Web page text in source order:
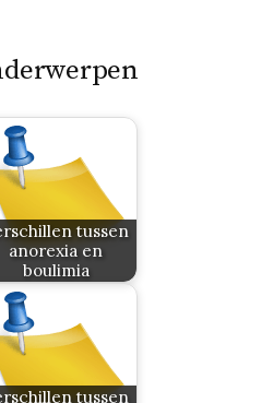
tussen
anorexia en
boulimia
tussen